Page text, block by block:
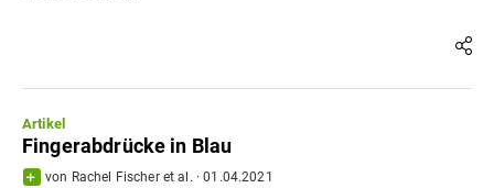
Artikel
Fingerabdrücke in Blau
von Rachel Fischeret al. ·01.04.2021